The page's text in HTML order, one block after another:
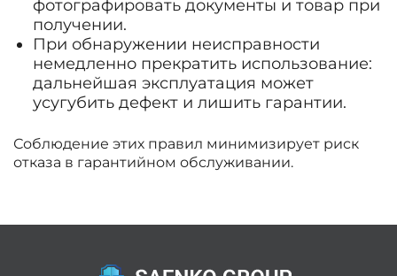
фотографировать документы и товар при
получении.
При обнаружении неисправности
немедленно прекратить использование:
дальнейшая эксплуатация может
усугубить дефект и лишить гарантии.
Соблюдение этих правил минимизирует риск
отказа в гарантийном обслуживании.